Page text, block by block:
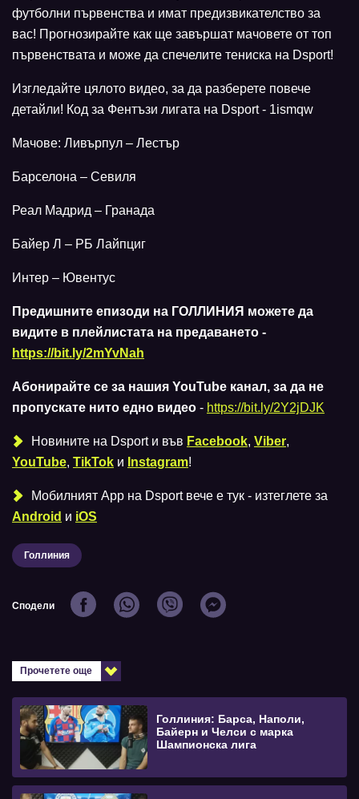
футболни първенства и имат предизвикателство за
вас! Прогнозирайте как ще завършат мачовете от топ
първенствата и може да спечелите тениска на Dsport!
Изгледайте цялото видео, за да разберете повече
детайли! Код за Фентъзи лигата на Dsport - 1ismqw
Мачове: Ливърпул – Лестър
Барселона – Севиля
Реал Мадрид – Гранада
Байер Л – РБ Лайпциг
Интер – Ювентус
Предишните епизоди на ГОЛЛИНИЯ можете да
видите в плейлистата на предаването -
https://bit.ly/2mYvNah
Абонирайте се за нашия YouTube канал, за да не
пропускате нито едно видео - https://bit.ly/2Y2jDJK
Новините на Dsport и във Facebook, Viber,
YouTube, TikTok и Instagram!
Мобилният Аpp на Dsport вече е тук - изтеглете за
Android и iOS
Голлиния
Сподели
Прочетете още
Голлиния: Барса, Наполи,
Байерн и Челси с марка
Шампионска лига